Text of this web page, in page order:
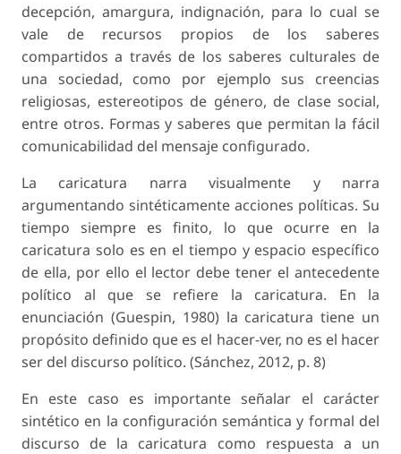
decepción, amargura, indignación, para lo cual se
vale de recursos propios de los saberes
compartidos a través de los saberes culturales de
una sociedad, como por ejemplo sus creencias
religiosas, estereotipos de género, de clase social,
entre otros. Formas y saberes que permitan la fácil
comunicabilidad del mensaje configurado.
La caricatura narra visualmente y narra
argumentando sintéticamente acciones políticas. Su
tiempo siempre es finito, lo que ocurre en la
caricatura solo es en el tiempo y espacio específico
de ella, por ello el lector debe tener el antecedente
político al que se refiere la caricatura. En la
enunciación (Guespin, 1980) la caricatura tiene un
propósito definido que es el hacer-ver, no es el hacer
ser del discurso político. (Sánchez, 2012, p. 8)
En este caso es importante señalar el carácter
sintético en la configuración semántica y formal del
discurso de la caricatura como respuesta a un